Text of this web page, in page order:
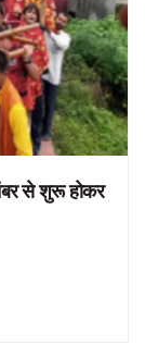
से शुरू होकर